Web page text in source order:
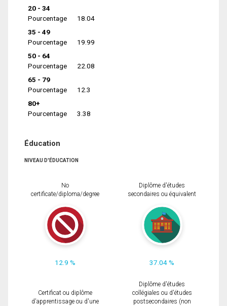
20 - 34
Pourcentage
18.04
35 - 49
Pourcentage
19.99
50 - 64
Pourcentage
22.08
65 - 79
Pourcentage
12.3
80+
Pourcentage
3.38
Éducation
NIVEAU D'ÉDUCATION
No
certificate/diploma/degree
12.9 %
Diplôme d'études
secondaires ou équivalent
37.04 %
Certificat ou diplôme
d'apprentissage ou d'une
Diplôme d'études
collégiales ou d'études
postsecondaires (non